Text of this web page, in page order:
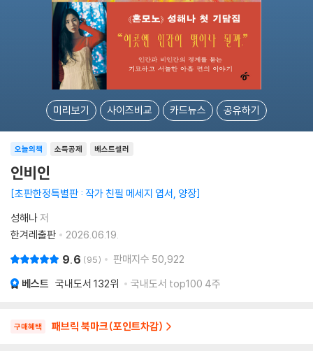
미리보기 사이즈비교 카드뉴스 공유하기
소득공제 베스트셀러
오늘의책
인비인
초판한정특별판 : 작가 친필 메세지 엽서, 양장
성해나저
한겨레출판
2026.06.19.
9.6 95 판매지수 50,922
베스트 국내도서 132위 국내도서 top100 4주
구매혜택 패브릭 북마크(포인트차감)